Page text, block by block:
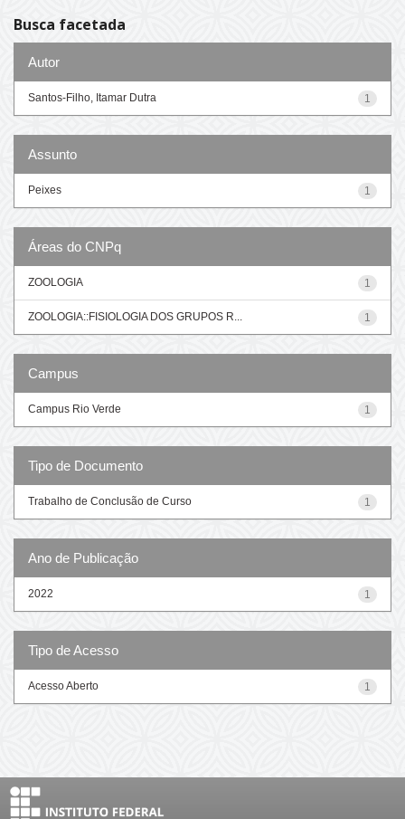
Busca facetada
Autor
1
Santos-Filho, Itamar Dutra
Assunto
1
Peixes
Áreas do CNPq
1
ZOOLOGIA
1
ZOOLOGIA::FISIOLOGIA DOS GRUPOS R...
Campus
1
Campus Rio Verde
Tipo de Documento
1
Trabalho de Conclusão de Curso
Ano de Publicação
1
2022
Tipo de Acesso
1
Acesso Aberto